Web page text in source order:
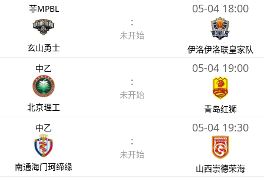
菲MPBL
玄山勇士
:
未开始
05-04 18:00
伊洛伊洛联皇家队
中乙
北京理工
:
未开始
05-04 19:00
青岛红狮
中乙
南通海门珂缔缘
:
未开始
05-04 19:30
山西崇德荣海